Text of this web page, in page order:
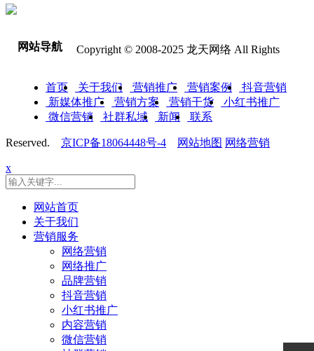
网站导航
首页 关于我们 营销推广 营销案例
抖音营销
新媒体推广
营销方案 营销干货
小红书推广
微信营销
社群私域 新闻 联系
Copyright © 2008-2025 龙天网络 All Rights
Reserved. 京ICP备18064448号-4 网站地图 网络营销
x
网站首页
关于我们
营销服务
网络营销
网络推广
品牌营销
抖音营销
小红书推广
内容营销
微信营销